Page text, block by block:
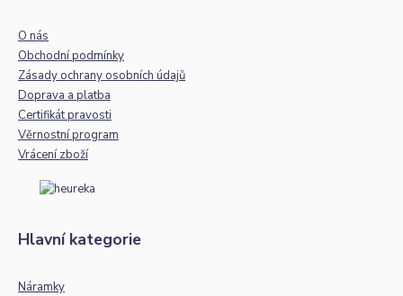
O nás
Obchodní podmínky
Zásady ochrany osobních údajů
Doprava a platba
Certifikát pravosti
Věrnostní program
Vrácení zboží
Hlavní kategorie
Náramky